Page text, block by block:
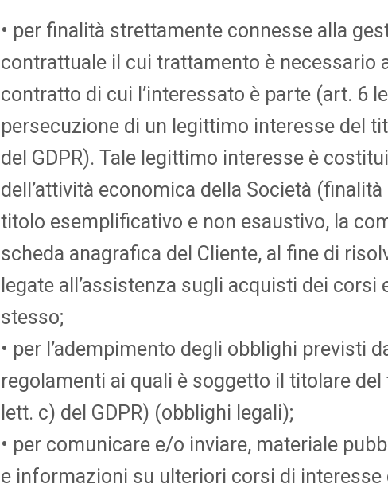
• per finalità strettamente connesse alla
contrattuale il cui trattamento è necessario
contratto di cui l’interessato è parte (art. 6
persecuzione di un legittimo interesse del
del GDPR). Tale legittimo interesse è
dell’attività economica della Società
titolo esemplificativo e non esaustivo, la
scheda anagrafica del Cliente, al fine di
legate all’assistenza sugli acquisti dei
stesso;
• per l’adempimento degli obblighi previsti
regolamenti ai quali è soggetto il titolare
lett. c) del GDPR) (obblighi legali);
• per comunicare e/o inviare, materiale
e informazioni su ulteriori corsi di interesse